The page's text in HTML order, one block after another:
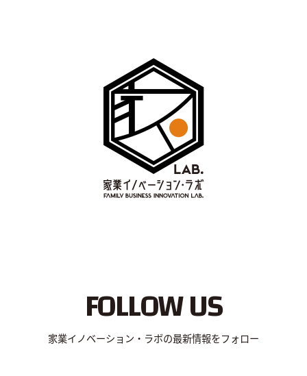
FOLLOW US
家業イノベーション・ラボの最新情報をフォロー